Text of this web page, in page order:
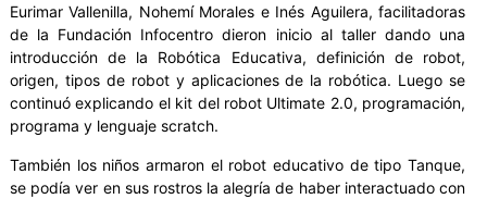
Eurimar Vallenilla, Nohemí Morales e Inés Aguilera, facilitadoras
de la Fundación Infocentro dieron inicio al taller dando una
introducción de la Robótica Educativa, definición de robot,
origen, tipos de robot y aplicaciones de la robótica. Luego se
continuó explicando el kit del robot Ultimate 2.0, programación,
programa y lenguaje scratch.
También los niños armaron el robot educativo de tipo Tanque,
se podía ver en sus rostros la alegría de haber interactuado con